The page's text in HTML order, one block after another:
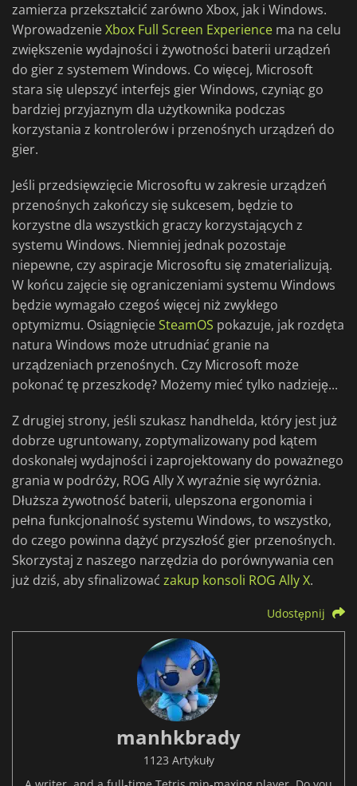
zamierza przekształcić zarówno Xbox, jak i Windows.
WprowadzenieXbox Full Screen Experience ma na celu
zwiększenie wydajności i żywotności baterii urządzeń
do gier z systemem Windows. Co więcej, Microsoft
stara się ulepszyć interfejs gier Windows, czyniąc go
bardziej przyjaznym dla użytkownika podczas
korzystania z kontrolerów i przenośnych urządzeń do
gier.
Jeśli przedsięwzięcie Microsoftu w zakresie urządzeń
przenośnych zakończy się sukcesem, będzie to
korzystne dla wszystkich graczy korzystających z
systemu Windows. Niemniej jednak pozostaje
niepewne, czy aspiracje Microsoftu się zmaterializują.
W końcu zajęcie się ograniczeniami systemu Windows
będzie wymagało czegoś więcej niż zwykłego
optymizmu. OsiągnięcieSteamOS pokazuje, jak rozdęta
natura Windows może utrudniać granie na
urządzeniach przenośnych. Czy Microsoft może
pokonać tę przeszkodę? Możemy mieć tylko nadzieję...
Z drugiej strony, jeśli szukasz handhelda, który jest już
dobrze ugruntowany, zoptymalizowany pod kątem
doskonałej wydajności i zaprojektowany do poważnego
grania w podróży, ROG Ally X wyraźnie się wyróżnia.
Dłuższa żywotność baterii, ulepszona ergonomia i
pełna funkcjonalność systemu Windows, to wszystko,
do czego powinna dążyć przyszłość gier przenośnych.
Skorzystaj z naszego narzędzia do porównywania cen
już dziś, aby sfinalizować zakup konsoli ROG Ally X.
Udostępnij
manhkbrady
1123 Artykuły